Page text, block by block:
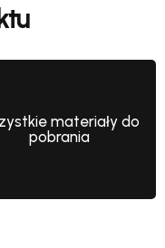
materiały do
pobrania